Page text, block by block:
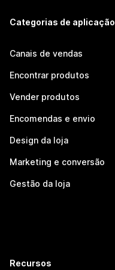
Categorias de aplicação
Canais de vendas
Encontrar produtos
Vender produtos
Encomendas e envio
Design da loja
Marketing e conversão
Gestão da loja
Recursos